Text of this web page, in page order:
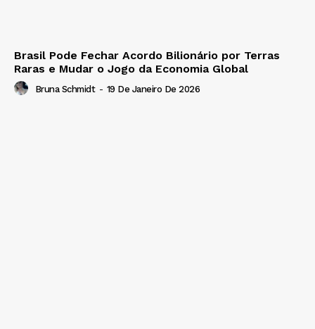
Brasil Pode Fechar Acordo Bilionário por Terras
Raras e Mudar o Jogo da Economia Global
Bruna Schmidt - 19 De Janeiro De 2026